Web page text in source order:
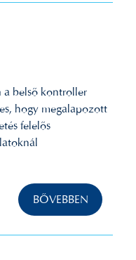
a belső kontroller
hogy megalapozott
felelős
BŐVEBBEN